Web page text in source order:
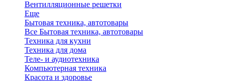
Вентилляционные решетки
Еще
Бытовая техника, автотовары
Все Бытовая техника, автотовары
Техника для кухни
Техника для дома
Теле- и аудиотехника
Компьютерная техника
Красота и здоровье